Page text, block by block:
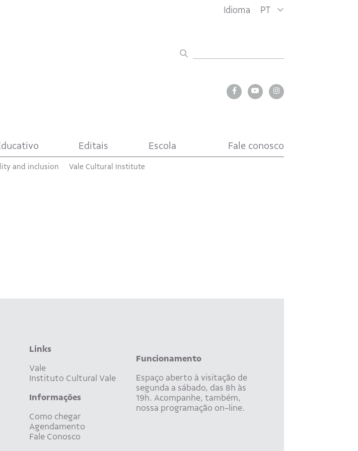
Idioma PT
Editais Escola Fale conosco
and inclusion Vale Cultural Institute
Links
Vale
Instituto Cultural Vale
Informações
Como chegar
Agendamento
Fale Conosco
Funcionamento
Espaço aberto à visitação de
segunda a sábado, das 8h às
19h. Acompanhe, também,
nossa programação on-line.